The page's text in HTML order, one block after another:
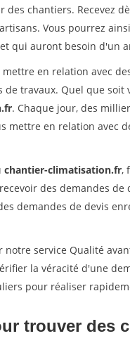
chantiers. Recevez
Vous pourrez
qui auront besoin d'un
en relation avec
travaux. Quel que
. Chaque jour, des
mettre en relation avec
chantier-climatisation.fr,
des demandes de
demandes de devis
service Qualité
la véracité d'une
pour réaliser
trouver des